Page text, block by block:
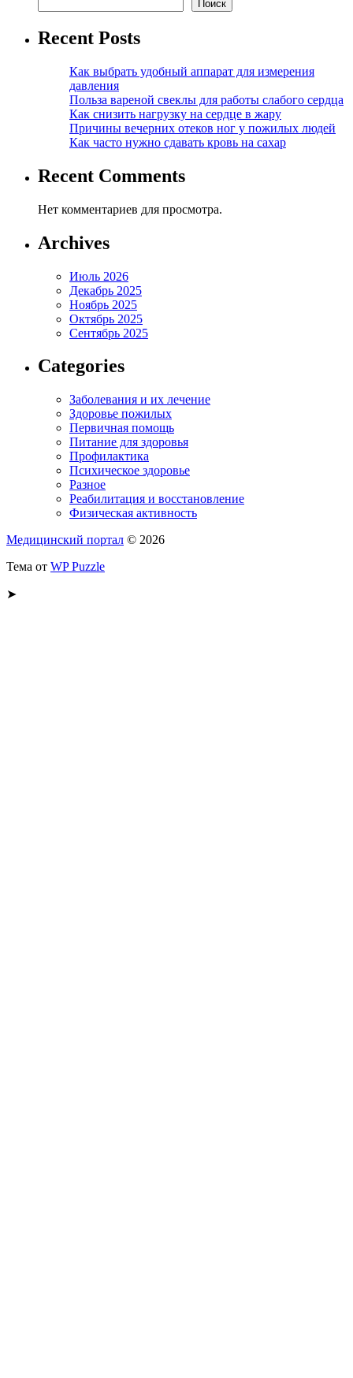
Поиск
Recent Posts
Как выбрать удобный аппарат для измерения
давления
Польза вареной свеклы для работы слабого сердца
Как снизить нагрузку на сердце в жару
Причины вечерних отеков ног у пожилых людей
Как часто нужно сдавать кровь на сахар
Recent Comments
Нет комментариев для просмотра.
Archives
Июль 2026
Декабрь 2025
Ноябрь 2025
Октябрь 2025
Сентябрь 2025
Categories
Заболевания и их лечение
Здоровье пожилых
Первичная помощь
Питание для здоровья
Профилактика
Психическое здоровье
Разное
Реабилитация и восстановление
Физическая активность
Медицинский портал © 2026
Тема от WP Puzzle
➤